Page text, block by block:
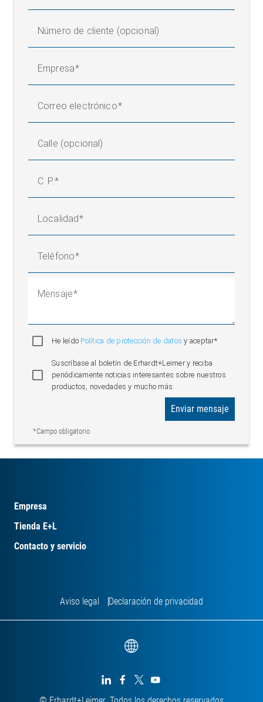
Número de cliente (opcional)
Empresa
Correo electrónico
Calle (opcional)
C. P.
Localidad
Teléfono
Mensaje
He leído Política de protección de datosy aceptar*
Suscríbase al boletín de Erhardt+Leimer y reciba
periódicamente noticias interesantes sobre nuestros
productos, novedades y mucho más.
*Campo obligatorio
Enviar mensaje
Empresa
Tienda E+L
Contacto y servicio
Aviso legal Declaración de privacidad
   